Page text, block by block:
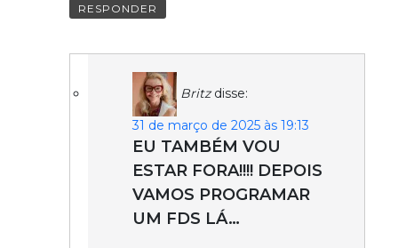
RESPONDER
Britz disse:
31 de março de 2025 às 19:13
EU TAMBÉM VOU
ESTAR FORA!!!! DEPOIS
VAMOS PROGRAMAR
UM FDS LÁ…